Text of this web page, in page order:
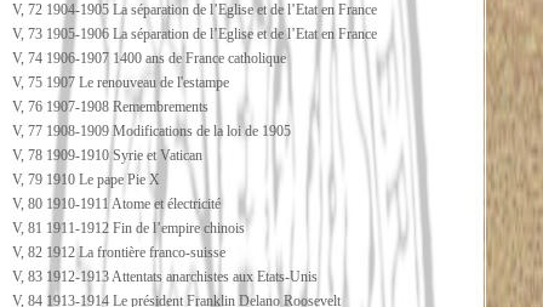
V, 72 1904-1905 La séparation de l’Eglise et de l’Etat en France
V, 73 1905-1906 La séparation de l’Eglise et de l’Etat en France
V, 74 1906-1907 1400 ans de France catholique
V, 75 1907 Le renouveau de l'estampe
V, 76 1907-1908 Remembrements
V, 77 1908-1909 Modifications de la loi de 1905
V, 78 1909-1910 Syrie et Vatican
V, 79 1910 Le pape Pie X
V, 80 1910-1911 Atome et électricité
V, 81 1911-1912 Fin de l’empire chinois
V, 82 1912 La frontière franco-suisse
V, 83 1912-1913 Attentats anarchistes aux Etats-Unis
V, 84 1913-1914 Le président Franklin Delano Roosevelt